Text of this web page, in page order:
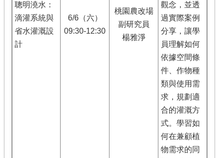
私
權
及
聰明澆水：
滴灌系統與
省水灌溉設
計
6/6（六）
09:30-12:30
桃園農改場
副研究員
楊雅淨
觀念，並透
過實際案例
分享，讓學
員理解如何
依據空間條
件、作物種
類與使用需
求，規劃適
合的灌溉方
式。學習如
何在兼顧植
物需求的同